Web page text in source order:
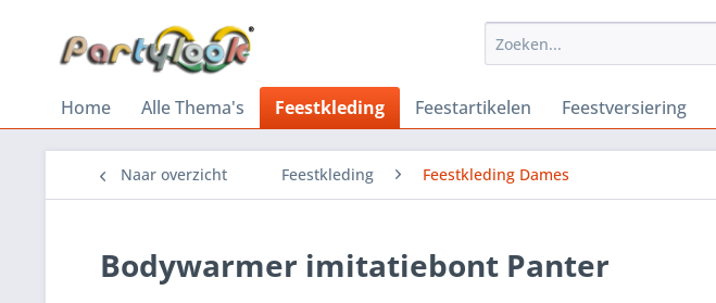
Home Alle Thema's Feestkleding Feestartikelen Feestversiering
Naar overzicht Feestkleding Feestkleding Dames
Bodywarmer imitatiebont Panter